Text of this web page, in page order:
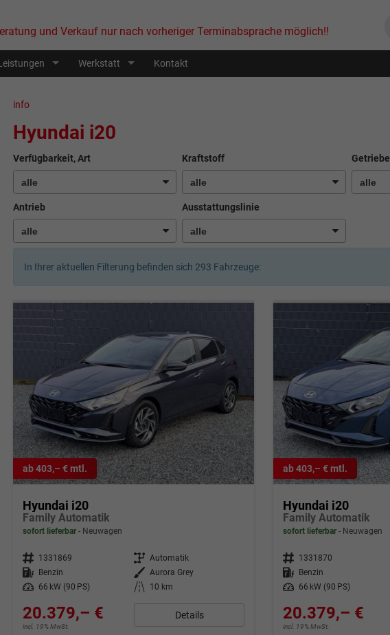
und Verkauf nur nach vorheriger Terminabsprache möglich!!
Werkstatt Kontakt
info
Hyundai i20
Verfügbarkeit, Art Kraftstoff Getriebe
Antrieb Ausstattungslinie
In Ihrer aktuellen Filterung befinden sich 293 Fahrzeuge:
ab 403,– € mtl.
Hyundai i20
Family Automatik
sofort lieferbar Neuwagen
Fahrzeugnr. 1331869 Getriebe Automatik
Kraftstoff
Benzin Außenfarbe Aurora Grey
Leistung
66 kW (90 PS) Kilometerstand 10 km
20.379,– €
incl. 19% MwSt.
Details
ab 403,– € mtl.
Hyundai i20
Family Automatik
sofort lieferbar Neuwagen
Fahrzeugnr. 1331870
Kraftstoff
Benzin
Leistung
66 kW (90 PS)
20.379,– €
incl. 19% MwSt.